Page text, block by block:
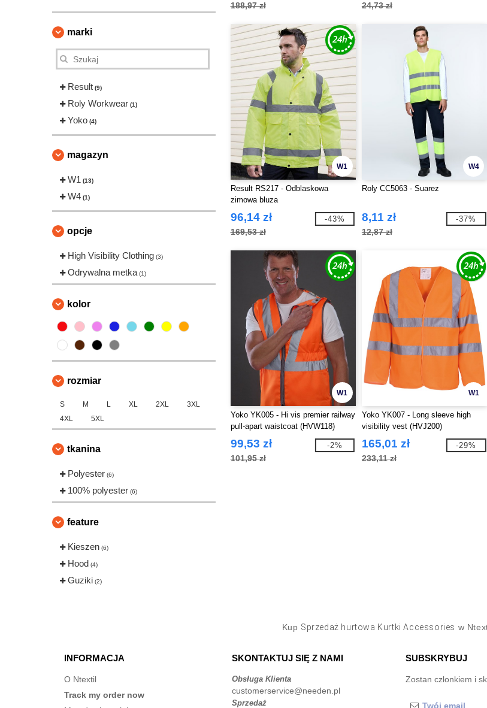
marki
Result (9)
Roly Workwear (1)
Yoko (4)
magazyn
W1 (13)
W4 (1)
opcje
High Visibility Clothing (3)
Odrywalna metka (1)
kolor
rozmiar
S M L XL 2XL
3XL
4XL
5XL
tkanina
Polyester (6)
100% polyester (6)
feature
Kieszen (6)
Hood (4)
Guziki (2)
188,97 zł 24,73 zł
W1
Result RS217 - Odblaskowa
zimowa bluza
96,14 zł
169,53 zł
-43%
W4
Roly CC5063 - Suarez
8,11 zł
12,87 zł
-37%
W1
Yoko YK005 - Hi vis premier railway
pull-apart waistcoat (HVW118)
99,53 zł
101,95 zł
-2%
W1
Yoko YK007 - Long sleeve high
visibility vest (HVJ200)
165,01 zł
233,11 zł
-29%
Kup Sprzedaż hurtowa Kurtki Accessories w
INFORMACJA
O Ntextil
Track my order now
SKONTAKTUJ SIĘ Z NAMI
Obsługa Klienta
customerservice@needen.pl
Sprzedaż
SUBSKRYBUJ
Zostan czlonkiem i